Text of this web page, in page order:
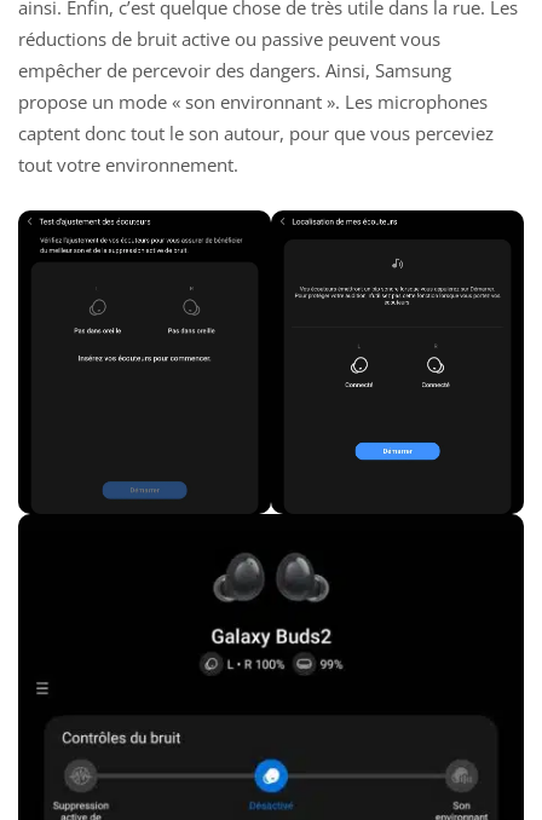
ainsi. Enfin, c’est quelque chose de très utile dans la rue. Les
réductions de bruit active ou passive peuvent vous
empêcher de percevoir des dangers. Ainsi, Samsung
propose un mode « son environnant ». Les microphones
captent donc tout le son autour, pour que vous perceviez
tout votre environnement.